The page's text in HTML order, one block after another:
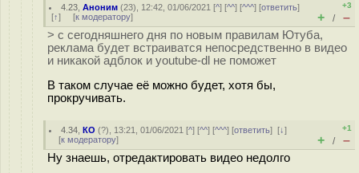
4.23 ,Аноним (23), 12:42, 01/06/2021 [^] [^^] [^^^] [ответить]
[↑] [к модератору]
+3
+ / –
> с сегодняшнего дня по новым правилам Ютуба,
реклама будет встраиватся непосредственно в видео
и никакой адблок и youtube-dl не поможет
В таком случае её можно будет, хотя бы,
прокручивать.
4.34 ,КО (?), 13:21, 01/06/2021 [^] [^^] [^^^] [ответить][↓]
[к модератору]
+1
+ / –
Ну знаешь, отредактировать видео недолго